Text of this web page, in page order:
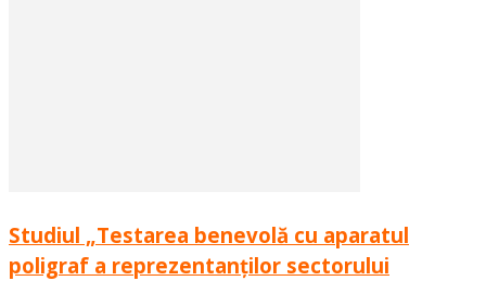
Studiul „Testarea benevolă cu aparatul
poligraf a reprezentanţilor sectorului